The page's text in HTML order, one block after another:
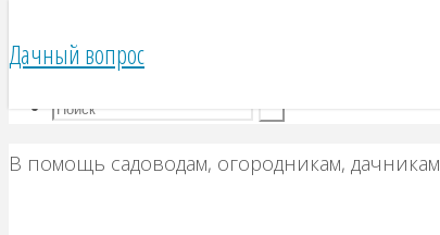
VK
Дачный вопрос
В помощь садоводам, огородникам, дачникам